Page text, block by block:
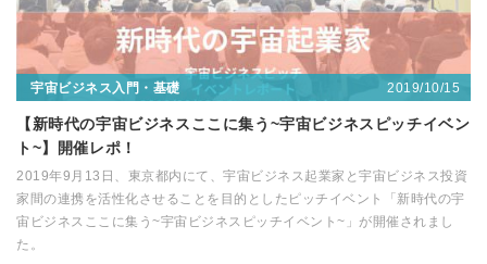
宇宙ビジネス入門・基礎 2019/10/15
【新時代の宇宙ビジネスここに集う~宇宙ビジネスピッチイベン
ト~】開催レポ！
2019年9月13日、東京都内にて、宇宙ビジネス起業家と宇宙ビジネス投資
家間の連携を活性化させることを目的としたピッチイベント「新時代の宇
宙ビジネスここに集う~宇宙ビジネスピッチイベント~」が開催されまし
た。